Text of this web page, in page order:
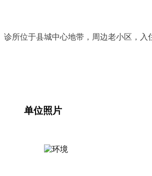
诊所位于县城中心地带，周边老小区，入
单位照片